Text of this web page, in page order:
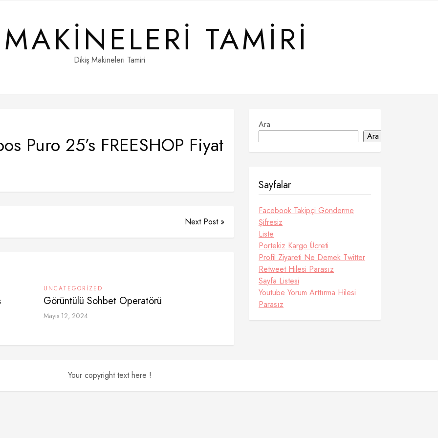
TAMIRI
Dikiş Makineleri Tamiri
Puro 25’s FREESHOP Fiyat
Next Post »
UNCATEGORIZED
Görüntülü Sohbet Operatörü
Mayıs 12, 2024
Ara
Ara
Sayfalar
Facebook Takipçi Gönderme
Şifresiz
Liste
Portekiz Kargo Ücreti
Profil Ziyareti Ne Demek Twitter
Retweet Hilesi Parasız
Sayfa Listesi
Youtube Yorum Arttırma Hilesi
Parasız
Your copyright text here !